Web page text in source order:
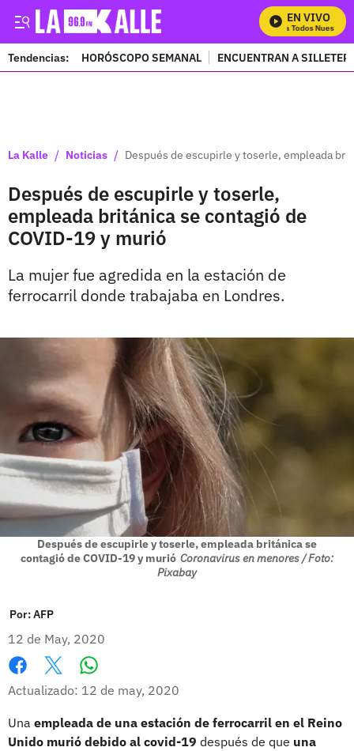
EN VIVO
Mira Todos Nuestros
Tendencias: HORÓSCOPO SEMANAL ENCUENTRAN A
La Kalle / Noticias / Después de escupirle y toserle, empleada
Después de escupirle y toserle,
empleada británica se contagió de
COVID-19 y murió
La mujer fue agredida en la estación de
ferrocarril donde trabajaba en Londres.
Después de escupirle y toserle, empleada británica se
contagió de COVID-19 y murió Coronavirus en menores / Foto:
Pixabay
Por:AFP
12 de May, 2020
Facebook
X
Actualizado: 12 de may, 2020
Una empleada de una estación de ferrocarril en el Reino
Unido murió debido al covid-19 después de que una